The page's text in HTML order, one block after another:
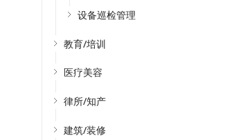
设备巡检管理
教育/培训
医疗美容
律所/知产
建筑/装修